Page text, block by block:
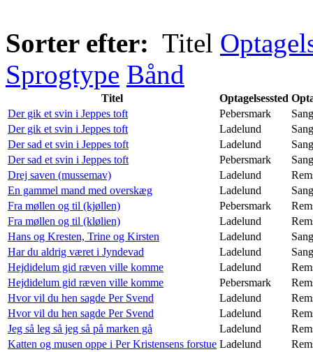
Sorter efter: Titel
Sprogtype Bånd
Titel Optagelsessted
Der gik et svin i Jeppes toft
Pebersmark
Sang
Der gik et svin i Jeppes toft
Ladelund
Sang
Der sad et svin i Jeppes toft
Ladelund
Sang
Der sad et svin i Jeppes toft
Pebersmark
Sang
Drej saven (mussemav)
Ladelund
En gammel mand med overskæg
Ladelund
Sang
Fra møllen og til (kjøllen)
Pebersmark
Fra møllen og til (klølien)
Ladelund
Hans og Kresten, Trine og Kirsten
Ladelund
Sang
Har du aldrig været i Jyndevad
Ladelund
Sang
Hejdidelum gid ræven ville komme
Ladelund
Hejdidelum gid ræven ville komme
Pebersmark
Hvor vil du hen sagde Per Svend
Ladelund
Hvor vil du hen sagde Per Svend
Ladelund
Jeg så leg så jeg så på marken gå
Ladelund
Katten og musen oppe i Per Kristensens forstue Ladelund